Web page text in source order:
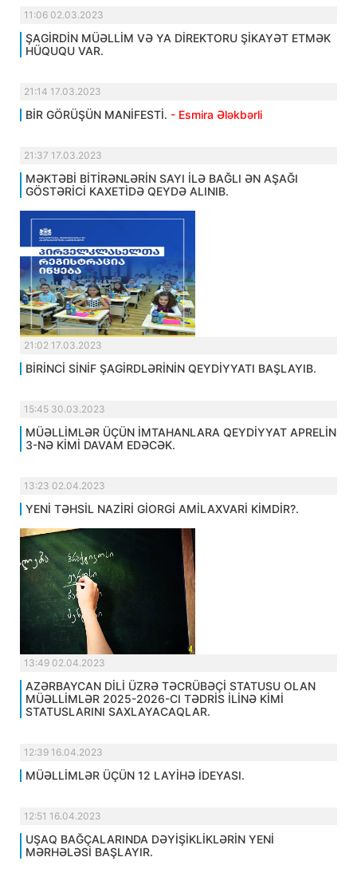
11:06 02.03.2023
ŞAGİRDİN MÜƏLLİM VƏ YA DİREKTORU ŞİKAYƏT ETMƏK
HÜQUQU VAR.
21:14 17.03.2023
BİR GÖRÜŞÜN MANİFESTİ. - Esmira Ələkbərli
21:37 17.03.2023
MƏKTƏBİ BİTİRƏNLƏRİN SAYI İLƏ BAĞLI ƏN AŞAĞI
GÖSTƏRİCİ KAXETİDƏ QEYDƏ ALINIB.
21:02 17.03.2023
BİRİNCİ SİNİF ŞAGİRDLƏRİNİN QEYDİYYATI BAŞLAYIB.
15:45 30.03.2023
MÜƏLLİMLƏR ÜÇÜN İMTAHANLARA QEYDİYYAT APRELİN
3-NƏ KİMİ DAVAM EDƏCƏK.
13:23 02.04.2023
YENİ TƏHSİL NAZİRİ GİORGİ AMİLAXVARİ KİMDİR?.
13:49 02.04.2023
AZƏRBAYCAN DİLİ ÜZRƏ TƏCRÜBƏÇİ STATUSU OLAN
MÜƏLLİMLƏR 2025-2026-CI TƏDRİS İLİNƏ KİMİ
STATUSLARINI SAXLAYACAQLAR.
12:39 16.04.2023
MÜƏLLİMLƏR ÜÇÜN 12 LAYİHƏ İDEYASI.
12:51 16.04.2023
UŞAQ BAĞÇALARINDA DƏYİŞİKLİKLƏRİN YENİ
MƏRHƏLƏSİ BAŞLAYIR.